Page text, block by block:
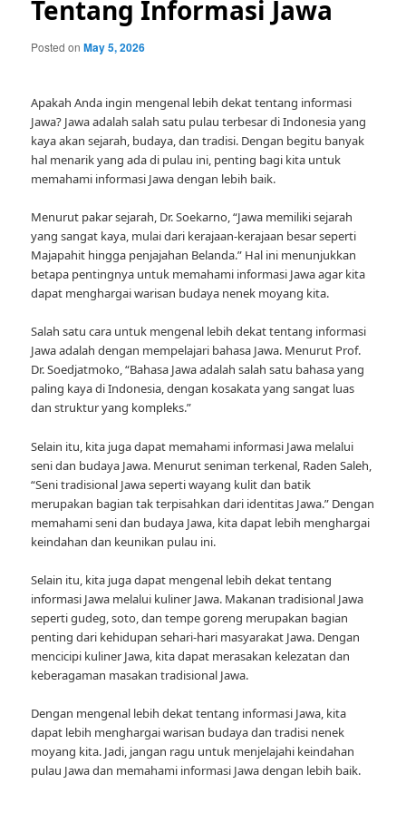
Tentang Informasi Jawa
Posted onMay 5, 2026
Apakah Anda ingin mengenal lebih dekat tentang informasi
Jawa? Jawa adalah salah satu pulau terbesar di Indonesia yang
kaya akan sejarah, budaya, dan tradisi. Dengan begitu banyak
hal menarik yang ada di pulau ini, penting bagi kita untuk
memahami informasi Jawa dengan lebih baik.
Menurut pakar sejarah, Dr. Soekarno, “Jawa memiliki sejarah
yang sangat kaya, mulai dari kerajaan-kerajaan besar seperti
Majapahit hingga penjajahan Belanda.” Hal ini menunjukkan
betapa pentingnya untuk memahami informasi Jawa agar kita
dapat menghargai warisan budaya nenek moyang kita.
Salah satu cara untuk mengenal lebih dekat tentang informasi
Jawa adalah dengan mempelajari bahasa Jawa. Menurut Prof.
Dr. Soedjatmoko, “Bahasa Jawa adalah salah satu bahasa yang
paling kaya di Indonesia, dengan kosakata yang sangat luas
dan struktur yang kompleks.”
Selain itu, kita juga dapat memahami informasi Jawa melalui
seni dan budaya Jawa. Menurut seniman terkenal, Raden Saleh,
“Seni tradisional Jawa seperti wayang kulit dan batik
merupakan bagian tak terpisahkan dari identitas Jawa.” Dengan
memahami seni dan budaya Jawa, kita dapat lebih menghargai
keindahan dan keunikan pulau ini.
Selain itu, kita juga dapat mengenal lebih dekat tentang
informasi Jawa melalui kuliner Jawa. Makanan tradisional Jawa
seperti gudeg, soto, dan tempe goreng merupakan bagian
penting dari kehidupan sehari-hari masyarakat Jawa. Dengan
mencicipi kuliner Jawa, kita dapat merasakan kelezatan dan
keberagaman masakan tradisional Jawa.
Dengan mengenal lebih dekat tentang informasi Jawa, kita
dapat lebih menghargai warisan budaya dan tradisi nenek
moyang kita. Jadi, jangan ragu untuk menjelajahi keindahan
pulau Jawa dan memahami informasi Jawa dengan lebih baik.